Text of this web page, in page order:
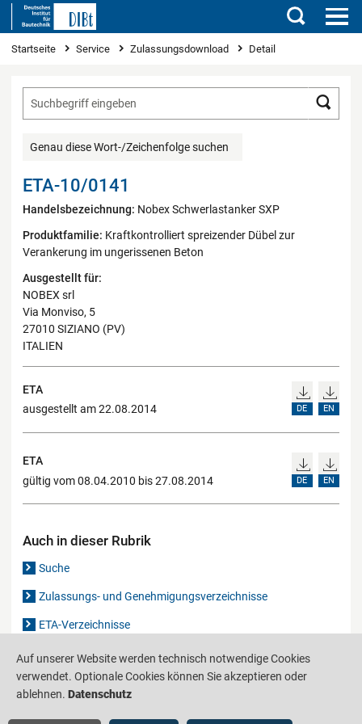
Suchen
Sie sind hier
Startseite Service Zulassungsdownload Detail
Genau diese Wort-/Zeichenfolge suchen
ETA-10/0141
Handelsbezeichnung: Nobex Schwerlastanker SXP
Produktfamilie: Kraftkontrolliert spreizender Dübel zur
Verankerung im ungerissenen Beton
Ausgestellt für:
NOBEX srl
Via Monviso, 5
27010 SIZIANO (PV)
ITALIEN
ETA
ausgestellt am 22.08.2014
DE EN
ETA
gültig vom 08.04.2010 bis 27.08.2014
DE EN
Auch in dieser Rubrik
Suche
Zulassungs- und Genehmigungsverzeichnisse
ETA-Verzeichnisse
Gutachten-Verzeichnis
Auf unserer Website werden technisch notwendige Cookies
verwendet. Optionale Cookies können Sie akzeptieren oder
ablehnen. Datenschutz